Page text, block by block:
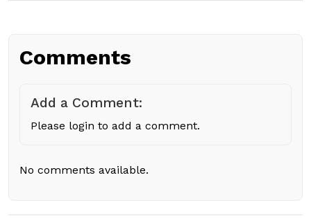
Comments
Add a Comment:
Please login to add a comment.
No comments available.